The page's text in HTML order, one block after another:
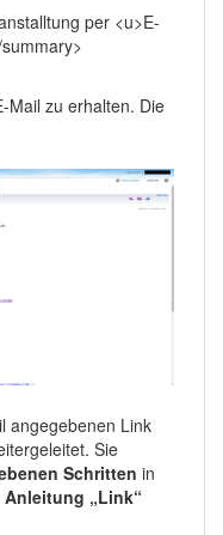
per <u>E-
Mail zu erhalten. Die
angegebenen Link
Sie
Schritten in
„Link“